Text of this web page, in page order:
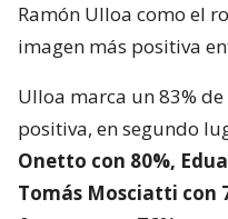
Ramón Ulloa como el
imagen más positiva
Ulloa marca un 83%
positiva, en segundo
Onetto con 80%,
Tomás Mosciatti con